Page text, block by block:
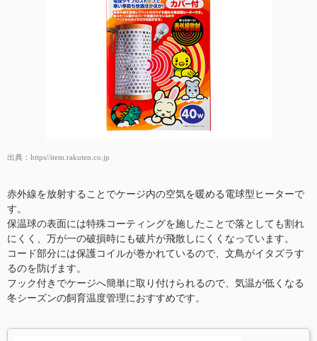
出典： https//item.rakuten.co.jp
赤外線を放射することでケージ内の空気を暖める電球型ヒーターで
す。
保温球の表面には特殊コーティングを施したことで落としても割れ
にくく、万が一の破損時にも破片が飛散しにくくなっています。
コード部分には保護コイルが巻かれているので、文鳥がイタズラす
るのを防げます。
フック付きでケージへ簡単に取り付けられるので、気温が低くなる
冬シーズンの飼育温度管理におすすめです。